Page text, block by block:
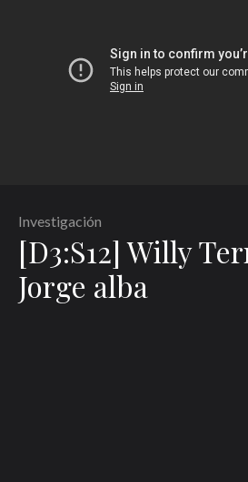
Investigación
[D3:S12] Willy
Jorge alba